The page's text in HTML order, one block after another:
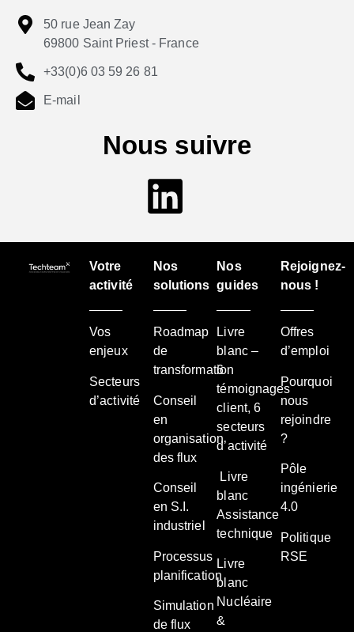
50 rue Jean Zay
69800 Saint Priest - France
+33(0)6 03 59 26 81
E-mail
Nous suivre
Votre
activité
Vos
enjeux
Secteurs
d’activité
Nos
solutions
Roadmap
de
transformation
Conseil
en
organisation
des flux
Conseil
en S.I.
industriel
Processus
planification
Simulation
de flux
Nos
guides
Livre
blanc –
6
témoignages
client, 6
secteurs
d’activité
Livre
blanc
Assistance
technique
Livre
blanc
Nucléaire
&
Rejoignez-
nous !
Offres
d’emploi
Pourquoi
nous
rejoindre
?
Pôle
ingénierie
4.0
Politique
RSE